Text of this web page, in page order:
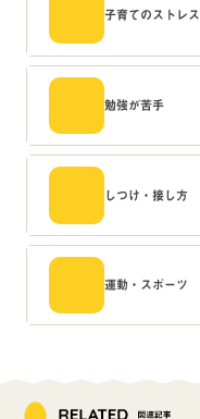
子育てのストレス
勉強が苦手
しつけ・接し方
運動・スポーツ